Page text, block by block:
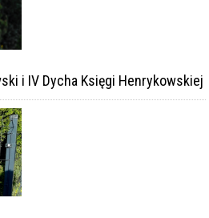
i IV Dycha Księgi Henrykowskiej